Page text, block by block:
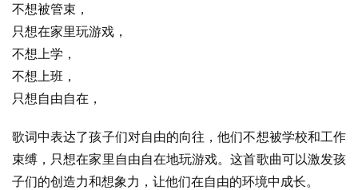
不想被管束，
只想在家里玩游戏，
不想上学，
不想上班，
只想自由自在，
歌词中表达了孩子们对自由的向往，他们不想被学校和工作
束缚，只想在家里自由自在地玩游戏。这首歌曲可以激发孩
子们的创造力和想象力，让他们在自由的环境中成长。